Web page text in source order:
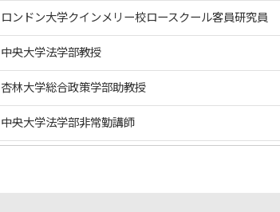
ロンドン大学クインメリー校ロースクール客員研究員
中央大学法学部教授
杏林大学総合政策学部助教授
中央大学法学部非常勤講師